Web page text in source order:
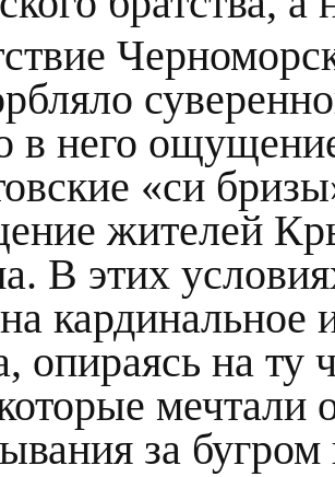
в него
«си
жителей
В этих
кардинальное
опираясь на ту
мечтали
за